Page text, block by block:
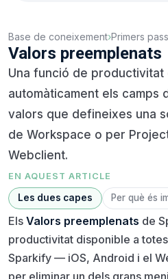
Base de coneixement›Primers
Valors preemplenats
Una funció de productivitat
automàticament els camps
valors que defineixes una
de Workspace o per
Webclient.
EN AQUEST ARTICLE
Les dues capes Per què és
Els Valors preemplenats de
productivitat disponible a
Sparkify — iOS, Android i el
per eliminar un dels grans